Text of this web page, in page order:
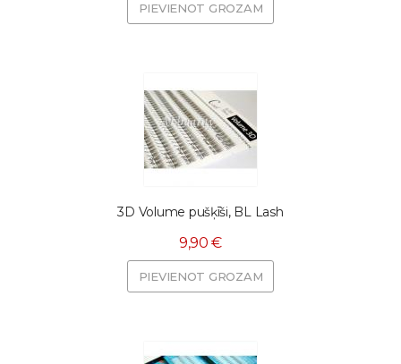
PIEVIENOT GROZAM
3D Volume pušķīši, BL Lash
9,90 €
PIEVIENOT GROZAM